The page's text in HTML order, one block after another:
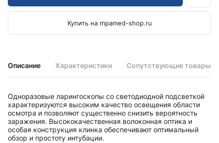
Описание Характеристики Сопутствующие товары
Одноразовые ларингоскопы со светодиодной подсветкой
характеризуются высоким качество освещения области
осмотра и позволяют существенно снизить вероятность
заражения. Высококачественная волоконная оптика и
особая конструкция клинка обеспечивают оптимальный
обзор и простоту интубации.
Купить на mpamed-shop.ru